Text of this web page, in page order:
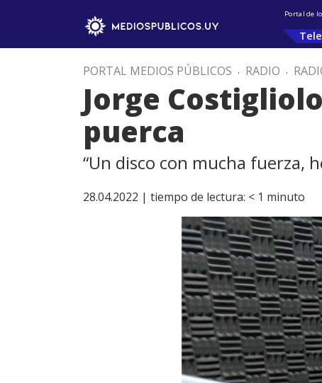
Portal de
PORTAL MEDIOS PÚBLICOS . RADIO .
Jorge
puerca
“Un disco con mucha fuerza,
28.04.2022 | tiempo de lectura: < 1 minuto